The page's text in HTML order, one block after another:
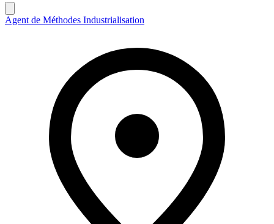
Agent de Méthodes Industrialisation